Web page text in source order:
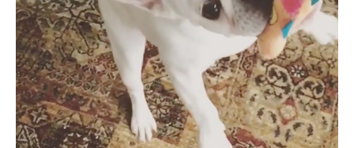
アプリをダウンロードする